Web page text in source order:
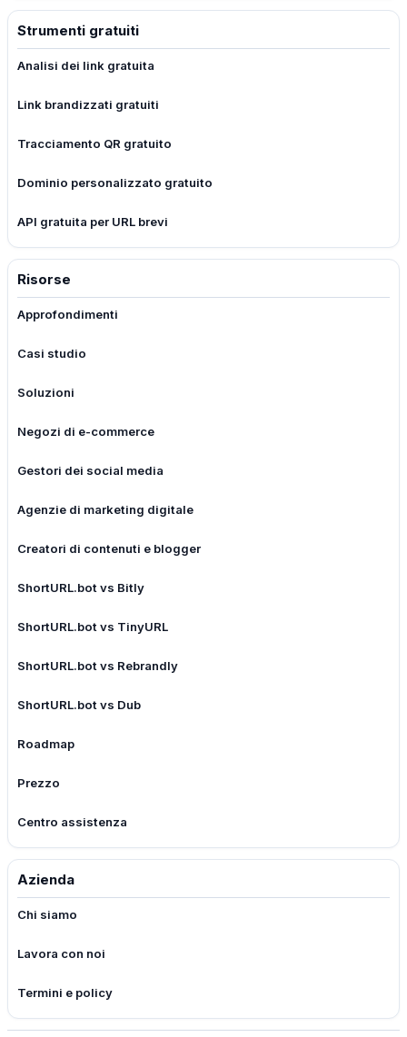
Strumenti gratuiti
Analisi dei link gratuita
Link brandizzati gratuiti
Tracciamento QR gratuito
Dominio personalizzato gratuito
API gratuita per URL brevi
Risorse
Approfondimenti
Casi studio
Soluzioni
Negozi di e-commerce
Gestori dei social media
Agenzie di marketing digitale
Creatori di contenuti e blogger
ShortURL.bot vs Bitly
ShortURL.bot vs TinyURL
ShortURL.bot vs Rebrandly
ShortURL.bot vs Dub
Roadmap
Prezzo
Centro assistenza
Azienda
Chi siamo
Lavora con noi
Termini e policy